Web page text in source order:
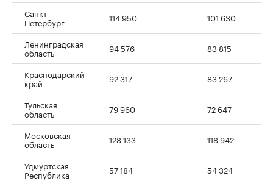
Санкт-
Петербург 114 950 101 630
Ленинградская
область 94 576 83 815
Краснодарский
край 92 317 83 267
Тульская
область 79 960 72 647
Московская
область 128 133 118 942
Удмуртская
Республика 57 184 54 324